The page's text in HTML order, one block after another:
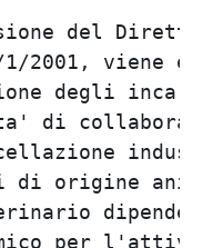
ad essa allegata, rivolta al Direttore           
generale dell'Azienda Unita' sanitaria locale di Modena, dovranno               
essere spedite mediante il Servizio postale al seguente indirizzo:              
- casella postale n. 565 - 41100 Modena centro entro e non oltre il             
ventesimo giorno non festivo successivo alla data di pubblicazione              
nel Bollettino Ufficiale della Regione Emilia- Romagna. A tal fine fa           
fede il timbro a data dell'Ufficio postale accettante;                          
oppure                                                                          
- la domanda e la documentazione ad essa allegata, potranno essere              
presentate direttamente all'Azienda Unita' sanitaria locale di Modena           
- Servizio Personale - Ufficio Concorsi - Via San Giovanni del                  
Cantone n. 23 - 41100 Modena, (esclusivamente negli orari di apertura           
al pubblico: dal lunedi' al venerdi' dalle ore 10 alle ore 13,30;               
lunedi', mercoledi' e giovedi' dalle ore 15,30 alle ore 18).                    
L'ufficio competente rilascera' apposita ricevuta.                              
Nella domanda dovra' essere indicato, sotto la propria personale                
responsabilita':                                                                
- nome, cognome, data, luogo di nascita e residenza;                            
- il possesso della cittadinanza italiana, ovvero di un Paese                   
dell'Unione Europea. Sono richiamate le disposizioni del DPCM                   
7/2/1994, n. 174;                                                               
- il Comune di iscrizione nelle liste elettorali, ovvero i motivi               
della non iscrizione o della cancellazione dalle liste medesime;                
- le eventuali